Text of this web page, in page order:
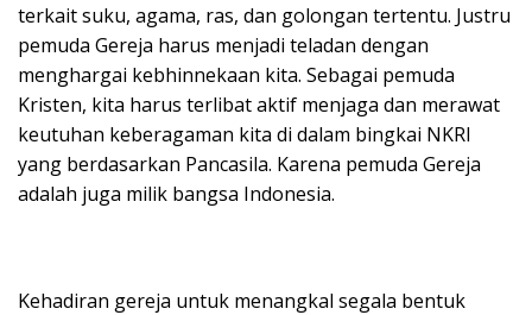
terkait suku, agama, ras, dan golongan tertentu. Justru
pemuda Gereja harus menjadi teladan dengan
menghargai kebhinnekaan kita. Sebagai pemuda
Kristen, kita harus terlibat aktif menjaga dan merawat
keutuhan keberagaman kita di dalam bingkai NKRI
yang berdasarkan Pancasila. Karena pemuda Gereja
adalah juga milik bangsa Indonesia.
Kehadiran gereja untuk menangkal segala bentuk